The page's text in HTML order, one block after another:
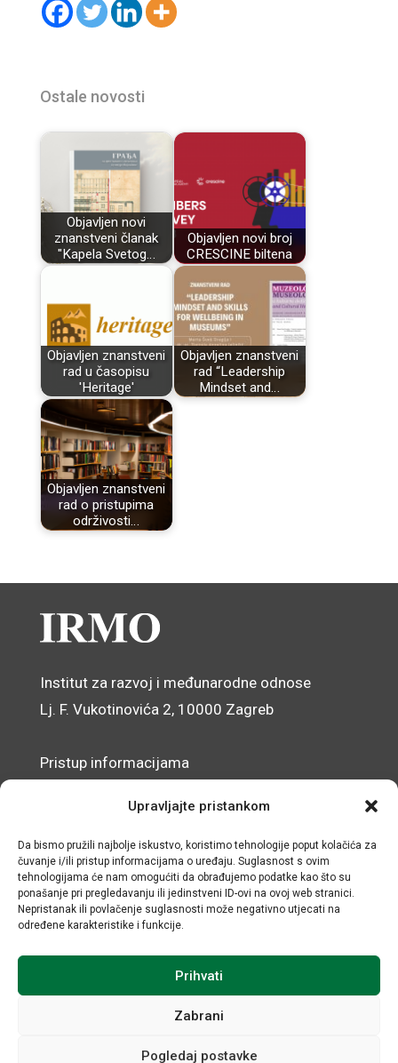
Upravljajte pristankom
Da bismo pružili najbolje iskustvo, koristimo tehnologije poput kolačića za
čuvanje i/ili pristup informacijama o uređaju. Suglasnost s ovim
tehnologijama će nam omogućiti da obrađujemo podatke kao što su
ponašanje pri pregledavanju ili jedinstveni ID-ovi na ovoj web stranici.
Nepristanak ili povlačenje suglasnosti može negativno utjecati na
određene karakteristike i funkcije.
Prihvati
Zabrani
Pogledaj postavke
Ostale novosti
Objavljen novi
znanstveni članak
"Kapela Svetog…
Objavljen novi broj
CRESCINE biltena
Objavljen znanstveni
rad u časopisu
'Heritage'
Objavljen znanstveni
rad “Leadership
Mindset and…
Objavljen znanstveni
rad o pristupima
održivosti…
Institut za razvoj i međunarodne odnose
Lj. F. Vukotinovića 2, 10000 Zagreb
Pristup informacijama
Izjava o pristupačnosti mrežnog sjedišta
© IRMO – Impresum
OIB: 31120185175